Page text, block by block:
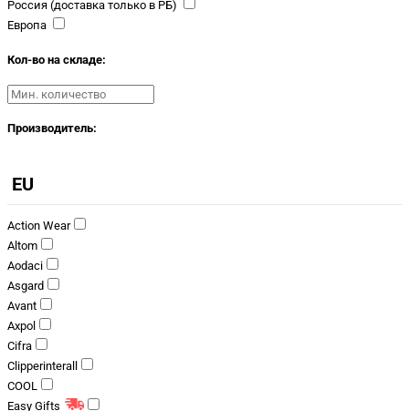
Россия (доставка только в РБ)
Европа
Кол-во на складе:
Производитель:
EU
Action Wear
Altom
Aodaci
Asgard
Avant
Axpol
Cifra
Clipperinterall
COOL
Easy Gifts